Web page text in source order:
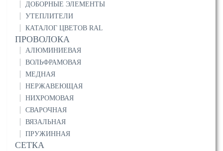
ДОБОРНЫЕ ЭЛЕМЕНТЫ
УТЕПЛИТЕЛИ
КАТАЛОГ ЦВЕТОВ RAL
ПРОВОЛОКА
АЛЮМИНИЕВАЯ
ВОЛЬФРАМОВАЯ
МЕДНАЯ
НЕРЖАВЕЮЩАЯ
НИХРОМОВАЯ
СВАРОЧНАЯ
ВЯЗАЛЬНАЯ
ПРУЖИННАЯ
СЕТКА